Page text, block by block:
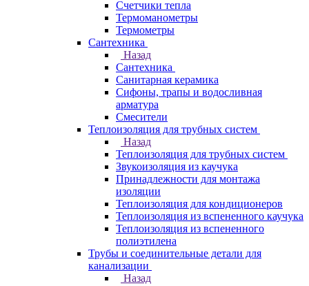
Счетчики тепла
Термоманометры
Термометры
Сантехника
Назад
Сантехника
Санитарная керамика
Сифоны, трапы и водосливная
арматура
Смесители
Теплоизоляция для трубных систем
Назад
Теплоизоляция для трубных систем
Звукоизоляция из каучука
Принадлежности для монтажа
изоляции
Теплоизоляция для кондиционеров
Теплоизоляция из вспененного каучука
Теплоизоляция из вспененного
полиэтилена
Трубы и соединительные детали для
канализации
Назад